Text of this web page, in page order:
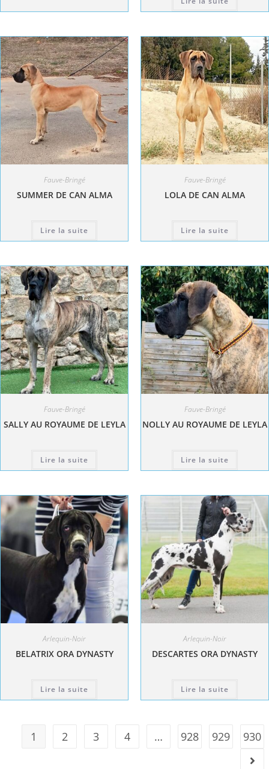
Fauve-Bringé
SUMMER DE CAN ALMA
Lire la suite
Fauve-Bringé
LOLA DE CAN ALMA
Lire la suite
Fauve-Bringé
SALLY AU ROYAUME DE LEYLA
Lire la suite
Fauve-Bringé
NOLLY AU ROYAUME DE LEYLA
Lire la suite
Arlequin-Noir
BELATRIX ORA DYNASTY
Lire la suite
Arlequin-Noir
DESCARTES ORA DYNASTY
Lire la suite
1 2 3 4 … 928 929 930